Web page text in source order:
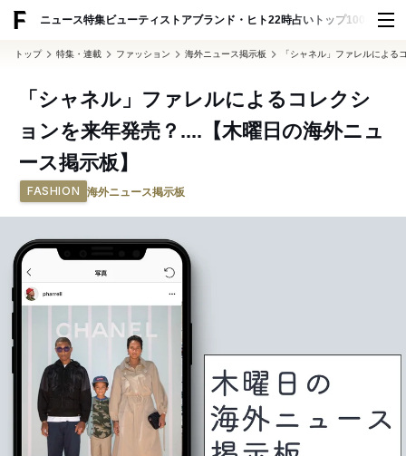
ニュース特集ビューティ ストアブランド・ヒト22時占い トップ100 スナッ
トップ 特集・連載 ファッション 海外ニュース掲示板 「シャネル」ファレルによ
「シャネル」ファレルによるコレクシ
ョンを来年発売？....【木曜日の海外ニュ
ース掲示板】
FASHION 海外ニュース掲示板